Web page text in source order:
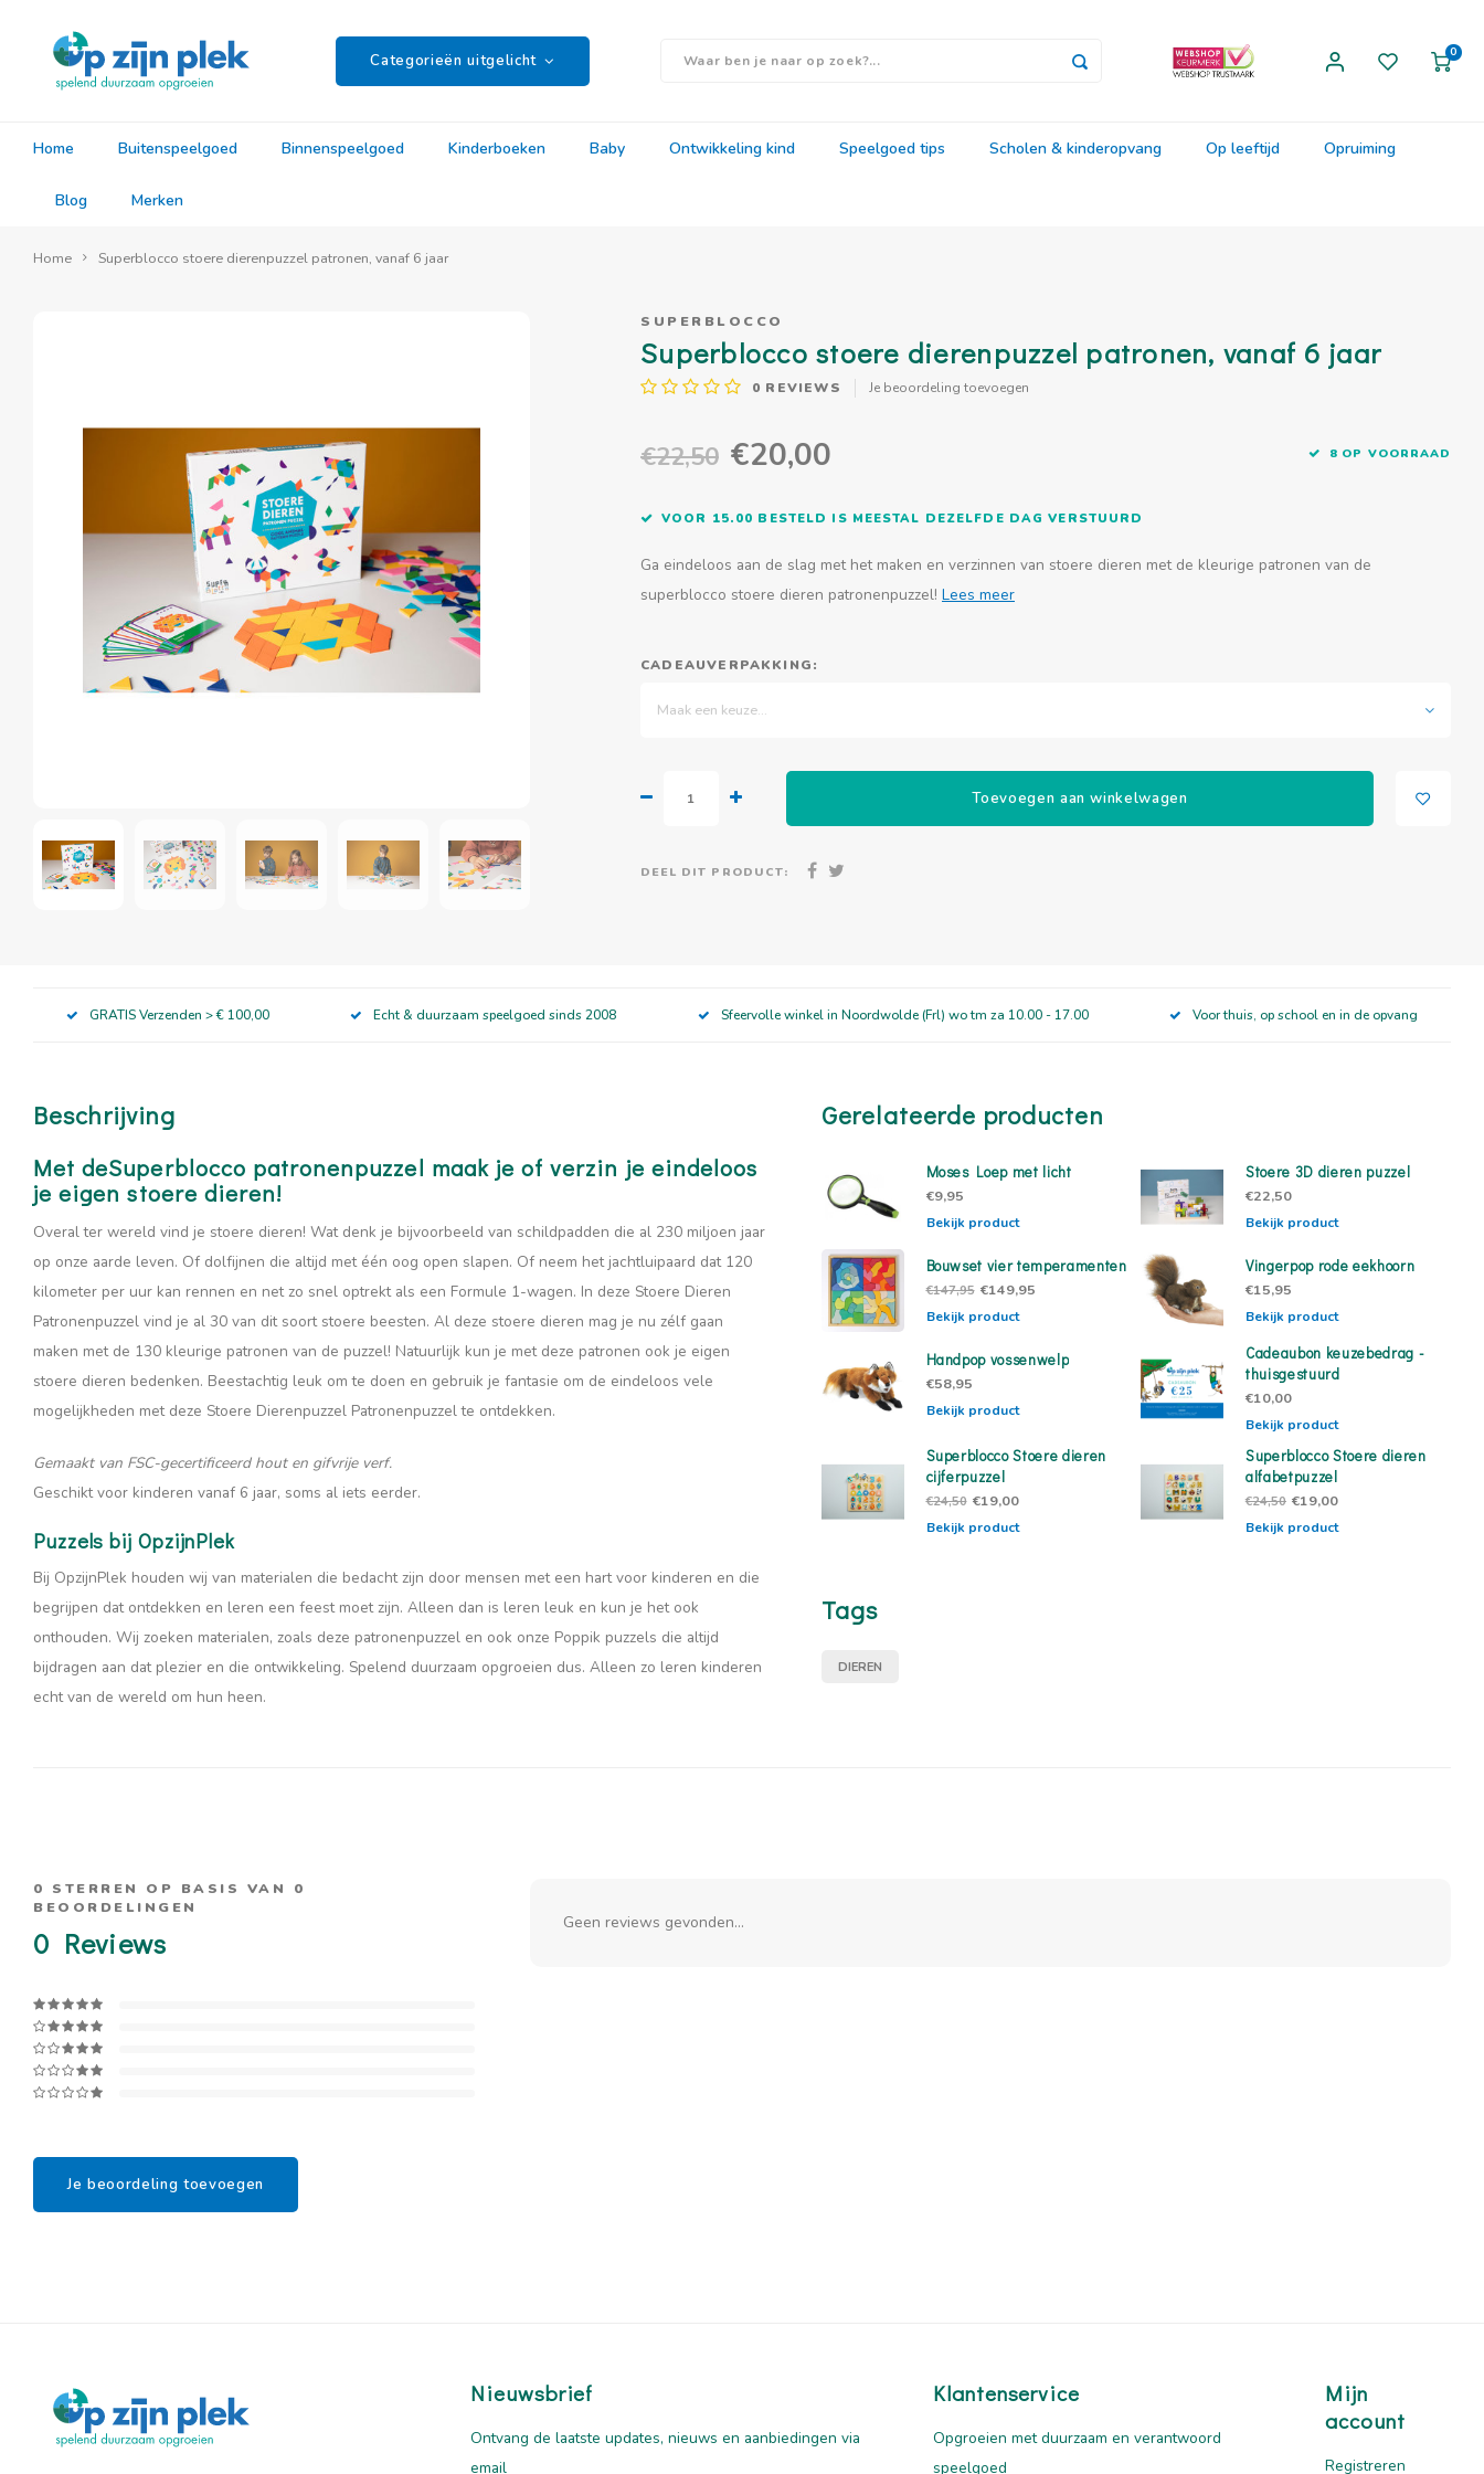
Categorieën uitgelicht 0
Home Buitenspeelgoed Binnenspeelgoed Kinderboeken Baby Ontwikkeling kind Speelgoed tips Scholen & kinderopvang Op leeftijd Opruiming
Blog Merken
Home Superblocco stoere dierenpuzzel patronen, vanaf 6 jaar
SUPERBLOCCO
Superblocco stoere dierenpuzzel patronen, vanaf 6 jaar
0 REVIEWS Je beoordeling toevoegen
€22,50 €20,00 8 OP VOORRAAD
VOOR 15.00 BESTELD IS MEESTAL DEZELFDE DAG VERSTUURD
Ga eindeloos aan de slag met het maken en verzinnen van stoere dieren met de kleurige patronen van de
superblocco stoere dieren patronenpuzzel! Lees meer
CADEAUVERPAKKING:
Maak een keuze...
Toevoegen aan winkelwagen
DEEL DIT PRODUCT:
GRATIS Verzenden > € 100,00 Echt & duurzaam speelgoed sinds 2008 Sfeervolle winkel in Noordwolde (Frl) wo tm za 10.00 - 17.00 Voor thuis, op school en in de opvang
Beschrijving
Met deSuperblocco patronenpuzzel maak je of verzin je eindeloos
je eigen stoere dieren!
Overal ter wereld vind je stoere dieren! Wat denk je bijvoorbeeld van schildpadden die al 230 miljoen jaar
op onze aarde leven. Of dolfijnen die altijd met één oog open slapen. Of neem het jachtluipaard dat 120
kilometer per uur kan rennen en net zo snel optrekt als een Formule 1-wagen. In deze Stoere Dieren
Patronenpuzzel vind je al 30 van dit soort stoere beesten. Al deze stoere dieren mag je nu zélf gaan
maken met de 130 kleurige patronen van de puzzel! Natuurlijk kun je met deze patronen ook je eigen
stoere dieren bedenken. Beestachtig leuk om te doen en gebruik je fantasie om de eindeloos vele
mogelijkheden met deze Stoere Dierenpuzzel Patronenpuzzel te ontdekken.
Gemaakt van FSC-gecertificeerd hout en gifvrije verf.
Geschikt voor kinderen vanaf 6 jaar, soms al iets eerder.
Puzzels bij OpzijnPlek
Bij OpzijnPlek houden wij van materialen die bedacht zijn door mensen met een hart voor kinderen en die
begrijpen dat ontdekken en leren een feest moet zijn. Alleen dan is leren leuk en kun je het ook
onthouden. Wij zoeken materialen, zoals deze patronenpuzzel en ook onze Poppik puzzels die altijd
bijdragen aan dat plezier en die ontwikkeling. Spelend duurzaam opgroeien dus. Alleen zo leren kinderen
echt van de wereld om hun heen.
Gerelateerde producten
Moses Loep met licht
€9,95
Bekijk product
Stoere 3D dieren puzzel
€22,50
Bekijk product
Bouwset vier temperamenten
€147,95 €149,95
Bekijk product
Vingerpop rode eekhoorn
€15,95
Bekijk product
Handpop vossenwelp
€58,95
Bekijk product
Cadeaubon keuzebedrag -
thuisgestuurd
€10,00
Bekijk product
Superblocco Stoere dieren
cijferpuzzel
€24,50 €19,00
Bekijk product
Superblocco Stoere dieren
alfabetpuzzel
€24,50 €19,00
Bekijk product
Tags
DIEREN
0 STERREN OP BASIS VAN 0
BEOORDELINGEN
0 Reviews
Je beoordeling toevoegen
Geen reviews gevonden...
Nieuwsbrief
Ontvang de laatste updates, nieuws en aanbiedingen via
email
Klantenservice
Opgroeien met duurzaam en verantwoord
speelgoed
Mijn
account
Registreren